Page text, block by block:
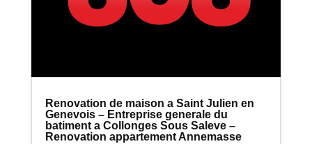
Renovation de maison a Saint Julien en
Genevois – Entreprise generale du
batiment a Collonges Sous Saleve –
Renovation appartement Annemasse